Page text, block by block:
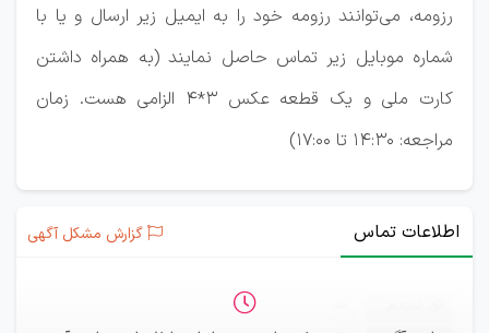
رزومه، می‌توانند رزومه خود را به ایمیل زیر ارسال و یا با
شماره موبایل زیر تماس حاصل نمایند (به همراه داشتن
کارت ملی و یک قطعه عکس 3*4 الزامی هست. زمان
مراجعه: 14:30 تا 17:00)
اطلاعات تماس گزارش مشکل آگهی